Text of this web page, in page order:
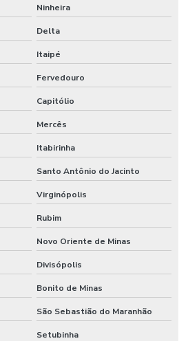
Ninheira
Delta
Itaipé
Fervedouro
Capitólio
Mercês
Itabirinha
Santo Antônio do Jacinto
Virginópolis
Rubim
Novo Oriente de Minas
Divisópolis
Bonito de Minas
São Sebastião do Maranhão
Setubinha